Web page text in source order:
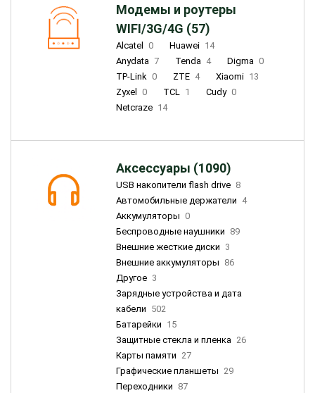
Модемы и роутеры
WIFI/3G/4G (57)
Alcatel 0 Huawei 14
Anydata 7 Tenda 4 Digma 0
TP-Link 0 ZTE 4 Xiaomi 13
Zyxel
0 TCL 1 Cudy 0
Netcraze 14
Аксессуары (1090)
USB накопители flash drive 8
Автомобильные держатели 4
Аккумуляторы 0
Беспроводные наушники 89
Внешние жесткие диски 3
Внешние аккумуляторы 86
Другое 3
Зарядные устройства и дата
кабели 502
Батарейки 15
Защитные стекла и пленка 26
Карты памяти 27
Графические планшеты 29
Переходники 87